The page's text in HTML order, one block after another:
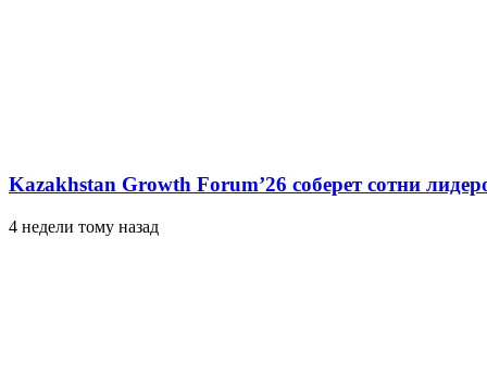
Kazakhstan Growth Forum’26 соберет сотни
4 недели тому назад